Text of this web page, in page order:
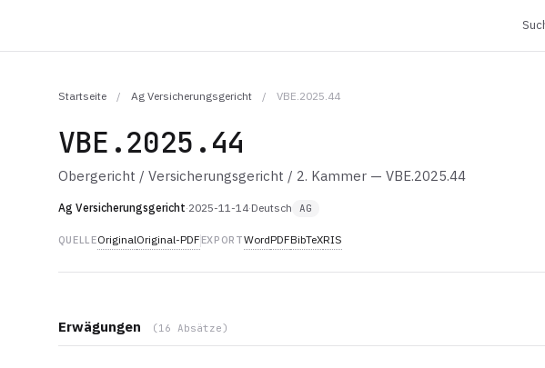
Startseite / Ag Versicherungsgericht / VBE.2025.44
VBE.2025.44
Obergericht / Versicherungsgericht / 2. Kammer — VBE.2025.44
Ag Versicherungsgericht·2025-11-14·Deutsch AG
QUELLEOriginalOriginal-PDF EXPORTWordPDFBibTeXRIS
Erwägungen (16 Absätze)